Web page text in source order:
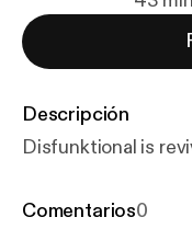
Descripción
Disfunktional is
Comentarios0